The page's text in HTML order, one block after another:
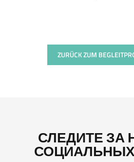
ZURÜCK ZUM
СЛЕДИТЕ ЗА